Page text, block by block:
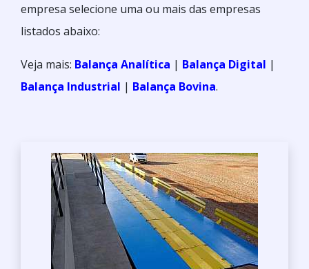
empresa selecione uma ou mais das empresas
listados abaixo:
Veja mais: Balança Analítica | Balança Digital |
Balança Industrial | Balança Bovina.